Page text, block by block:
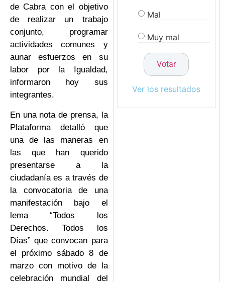
de Cabra con el objetivo
de realizar un trabajo
conjunto, programar
actividades comunes y
aunar esfuerzos en su
labor por la Igualdad,
informaron hoy sus
integrantes.
En una nota de prensa, la
Plataforma detalló que
una de las maneras en
las que han querido
presentarse a la
ciudadanía es a través de
la convocatoria de una
manifestación bajo el
lema “Todos los
Derechos. Todos los
Días” que convocan para
el próximo sábado 8 de
marzo con motivo de la
celebración mundial del
Mal
Muy mal
Ver los resultados